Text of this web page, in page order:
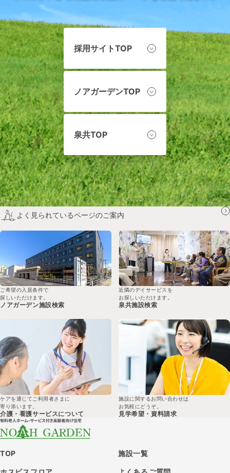
採用サイトTOP
ノアガーデンTOP
泉共TOP
よく見られているページのご案内
ご希望の入居条件で
探しいただけます。
ノアガーデン施設検索
近隣のデイサービスを
お探しいただけます。
泉共施設検索
ケアを通じてご利用者さまに
寄り添います。
介護・看護サービスについて
施設に関するお問い合わせは
お気軽にどうぞ。
見学希望・ 資料請求
TOP 施設一覧